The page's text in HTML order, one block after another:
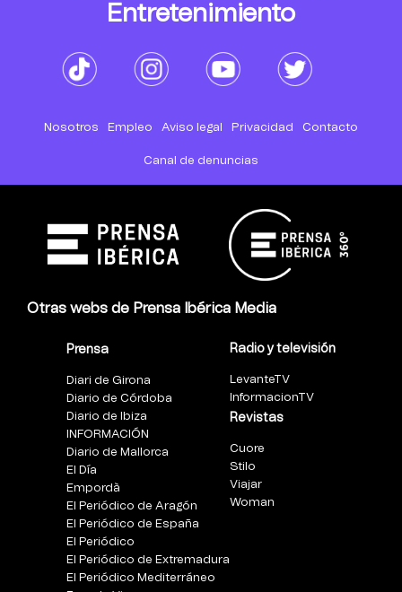
Entretenimiento
Nosotros Empleo Aviso legal Privacidad Contacto
Canal de denuncias
Otras webs de Prensa Ibérica Media
Prensa
Diari de Girona
Diario de Córdoba
Diario de Ibiza
INFORMACIÓN
Diario de Mallorca
El Día
Empordà
El Periódico de Aragón
El Periódico de España
El Periódico
El Periódico de Extremadura
El Periódico Mediterráneo
Radio y televisión
LevanteTV
InformacionTV
Revistas
Cuore
Stilo
Viajar
Woman